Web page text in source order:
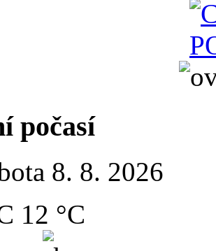
počasí
8. 8. 2026
12 °C